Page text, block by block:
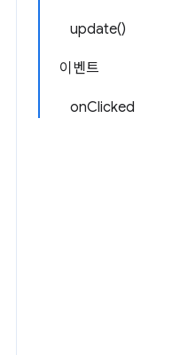
update()
이벤트
onClicked